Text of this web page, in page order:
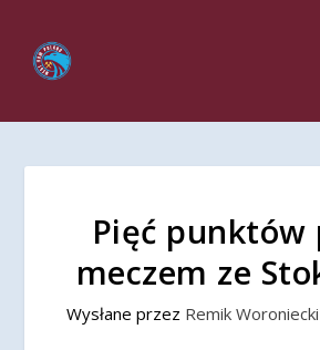
Pięć punktów
meczem ze
Wysłane przez Remik Woroniecki